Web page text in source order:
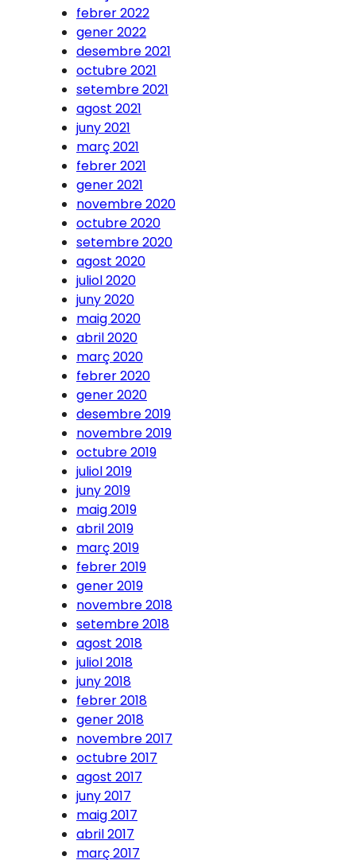
febrer 2022
gener 2022
desembre 2021
octubre 2021
setembre 2021
agost 2021
juny 2021
març 2021
febrer 2021
gener 2021
novembre 2020
octubre 2020
setembre 2020
agost 2020
juliol 2020
juny 2020
maig 2020
abril 2020
març 2020
febrer 2020
gener 2020
desembre 2019
novembre 2019
octubre 2019
juliol 2019
juny 2019
maig 2019
abril 2019
març 2019
febrer 2019
gener 2019
novembre 2018
setembre 2018
agost 2018
juliol 2018
juny 2018
febrer 2018
gener 2018
novembre 2017
octubre 2017
agost 2017
juny 2017
maig 2017
abril 2017
març 2017